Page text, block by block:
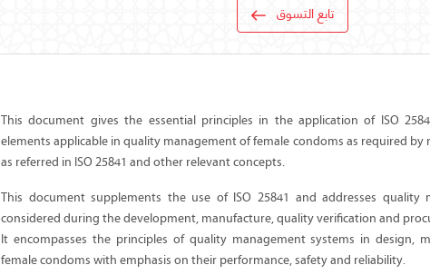
تابع التسوق
This document gives the essential principles in the application of ISO
elements applicable in quality management of female condoms as required
as referred in ISO 25841 and other relevant concepts.
This document supplements the use of ISO 25841 and addresses quality
considered during the development, manufacture, quality verification and
It encompasses the principles of quality management systems in design,
female condoms with emphasis on their performance, safety and reliability.